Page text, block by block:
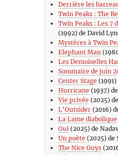
Derrière les
Twin Peaks : The
Twin Peaks : Les 7
(1992) de David
Mystères à Twin
Elephant Man
Les Demoiselles
Sommaire de juin
Center Stage
Hurricane (1937)
Vie privée (2025)
L’Outsider(2016)
La Lame diabolique
Oui(2025) de
Un poète (2025) de
The Nice Guys